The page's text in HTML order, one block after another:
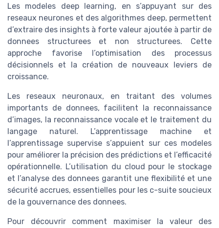
Les modeles deep learning, en s’appuyant sur des
reseaux neurones et des algorithmes deep, permettent
d’extraire des insights à forte valeur ajoutée à partir de
donnees structurees et non structurees. Cette
approche favorise l’optimisation des processus
décisionnels et la création de nouveaux leviers de
croissance.
Les reseaux neuronaux, en traitant des volumes
importants de donnees, facilitent la reconnaissance
d’images, la reconnaissance vocale et le traitement du
langage naturel. L’apprentissage machine et
l’apprentissage supervise s’appuient sur ces modeles
pour améliorer la précision des prédictions et l’efficacité
opérationnelle. L’utilisation du cloud pour le stockage
et l’analyse des donnees garantit une flexibilité et une
sécurité accrues, essentielles pour les c-suite soucieux
de la gouvernance des donnees.
Pour découvrir comment maximiser la valeur des